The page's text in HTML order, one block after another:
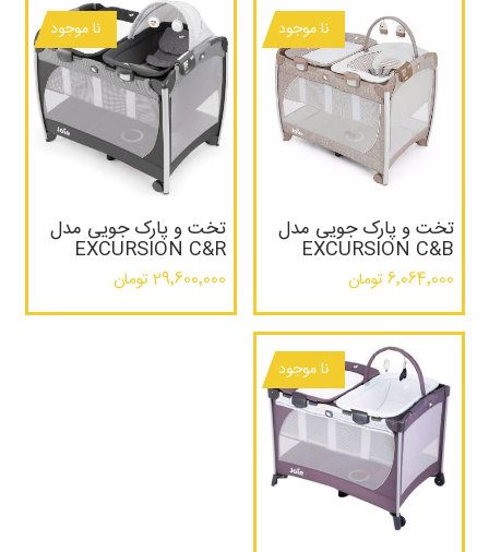
نا موجود
تخت و پارک جویی مدل
EXCURSION C&B
6٬064٬000 تومان
نا موجود
تخت و پارک جویی مدل
EXCURSION C&R
29٬600٬000 تومان
نا موجود